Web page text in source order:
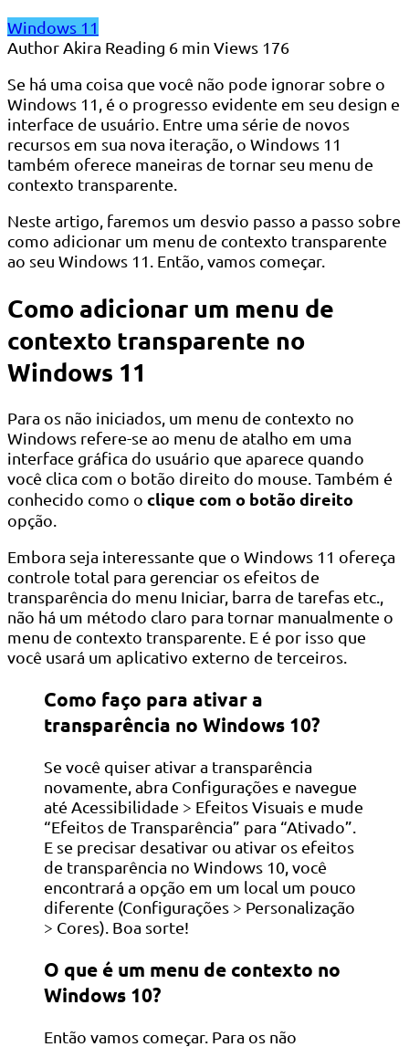
Windows 11
AuthorAkira Reading 6 min Views 176
Se há uma coisa que você não pode ignorar sobre o
Windows 11, é o progresso evidente em seu design e
interface de usuário. Entre uma série de novos
recursos em sua nova iteração, o Windows 11
também oferece maneiras de tornar seu menu de
contexto transparente.
Neste artigo, faremos um desvio passo a passo sobre
como adicionar um menu de contexto transparente
ao seu Windows 11. Então, vamos começar.
Como adicionar um menu de
contexto transparente no
Windows 11
Para os não iniciados, um menu de contexto no
Windows refere-se ao menu de atalho em uma
interface gráfica do usuário que aparece quando
você clica com o botão direito do mouse. Também é
conhecido como o clique com o botão direito
opção.
Embora seja interessante que o Windows 11 ofereça
controle total para gerenciar os efeitos de
transparência do menu Iniciar, barra de tarefas etc.,
não há um método claro para tornar manualmente o
menu de contexto transparente. E é por isso que
você usará um aplicativo externo de terceiros.
Como faço para ativar a
transparência no Windows 10?
Se você quiser ativar a transparência
novamente, abra Configurações e navegue
até Acessibilidade > Efeitos Visuais e mude
“Efeitos de Transparência” para “Ativado”.
E se precisar desativar ou ativar os efeitos
de transparência no Windows 10, você
encontrará a opção em um local um pouco
diferente (Configurações > Personalização
> Cores). Boa sorte!
O que é um menu de contexto no
Windows 10?
Então vamos começar. Para os não